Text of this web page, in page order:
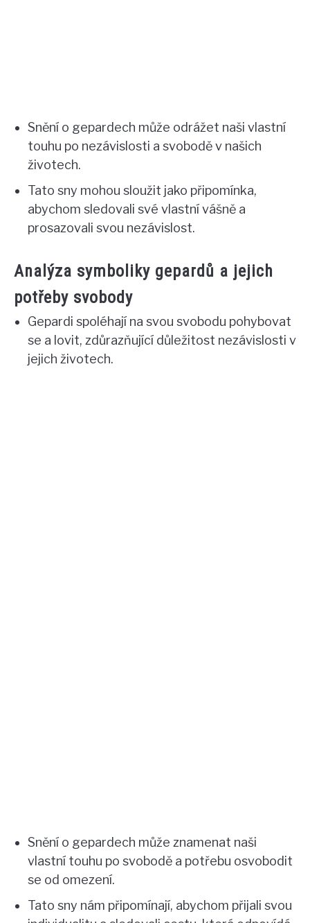
Snění o gepardech může odrážet naši vlastní
touhu po nezávislosti a svobodě v našich
životech.
Tato sny mohou sloužit jako připomínka,
abychom sledovali své vlastní vášně a
prosazovali svou nezávislost.
Analýza symboliky gepardů a jejich
potřeby svobody
Gepardi spoléhají na svou svobodu pohybovat
se a lovit, zdůrazňující důležitost nezávislosti v
jejich životech.
Snění o gepardech může znamenat naši
vlastní touhu po svobodě a potřebu osvobodit
se od omezení.
Tato sny nám připomínají, abychom přijali svou